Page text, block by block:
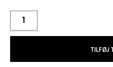
TILFØJ